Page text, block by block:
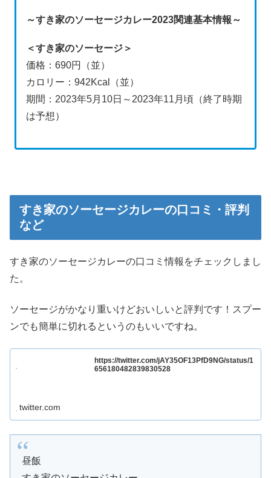
～すき家のソーセージカレー2023関連基本情報～
＜すき家のソーセージ＞
価格：690円（並）
カロリー：942Kcal（並）
期間：2023年5月10日～2023年11月頃（終了時期
は予想）
すき家のソーセージカレーの口コミ・評判
など
すき家のソーセージカレーの口コミ情報をチェックしまし
た。
ソーセージがかなり重いけどおいしいと評判です！スプー
ンでも簡単に切れるというのもいいですね。
https://twitter.com/jAY35OF13PfD9NG/status/1
656180482839830528
twitter.com
昼飯